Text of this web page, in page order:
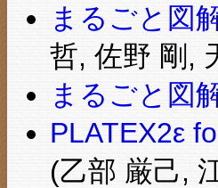
まるごと図
哲, 佐野 剛,
まるごと図
PLATEX2ε
(乙部 厳己,